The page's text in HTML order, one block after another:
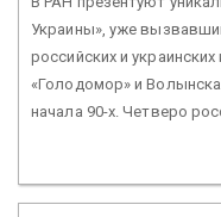
Украины», уже
российских и
«Голодомор» и
начала 90-х. Четверо